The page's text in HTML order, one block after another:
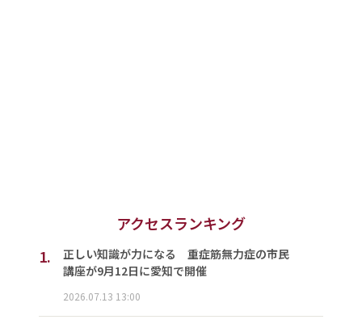
アクセスランキング
1.
正しい知識が力になる 重症筋無力症の市民
講座が9月12日に愛知で開催
2026.07.13 13:00